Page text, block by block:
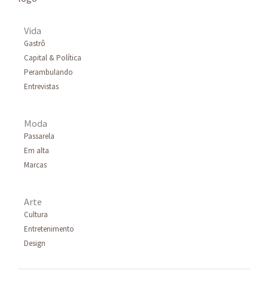
Vida
Gastrô
Capital & Política
Perambulando
Entrevistas
Moda
Passarela
Em alta
Marcas
Arte
Cultura
Entretenimento
Design